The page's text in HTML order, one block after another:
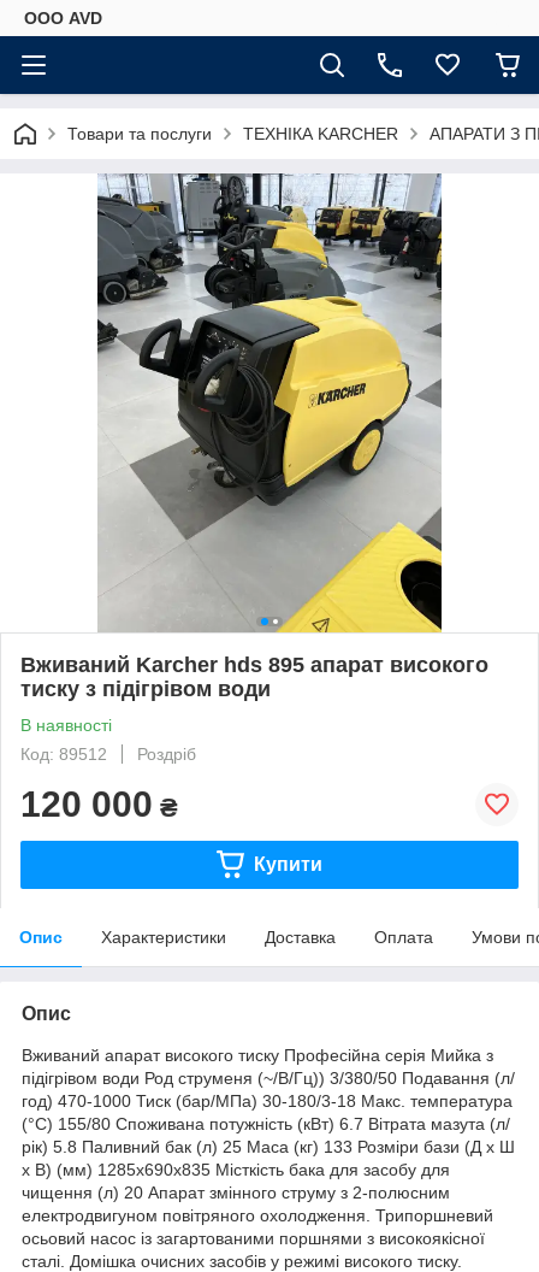
ООО AVD
Товари та послуги ТЕХНІКА KARCHER АПАРАТИ З
Вживаний Karcher hds 895 апарат високого
тиску з підігрівом води
В наявності
Код: 89512
Роздріб
120 000 ₴
Купити
Опис Характеристики Доставка Оплата Умови
Опис
Вживаний апарат високого тиску Професійна серія Мийка з
підігрівом води Род струменя (~/В/Гц)) 3/380/50 Подавання (л/
год) 470-1000 Тиск (бар/MПа) 30-180/3-18 Макс. температура
(°C) 155/80 Споживана потужність (кВт) 6.7 Вітрата мазута (л/
рік) 5.8 Паливний бак (л) 25 Маса (кг) 133 Розміри бази (Д x Ш
x В) (мм) 1285x690x835 Місткість бака для засобу для
чищення (л) 20 Апарат змінного струму з 2-полюсним
електродвигуном повітряного охолодження. Трипоршневий
осьовий насос із загартованими поршнями з високоякісної
сталі. Домішка очисних засобів у режимі високого тиску.